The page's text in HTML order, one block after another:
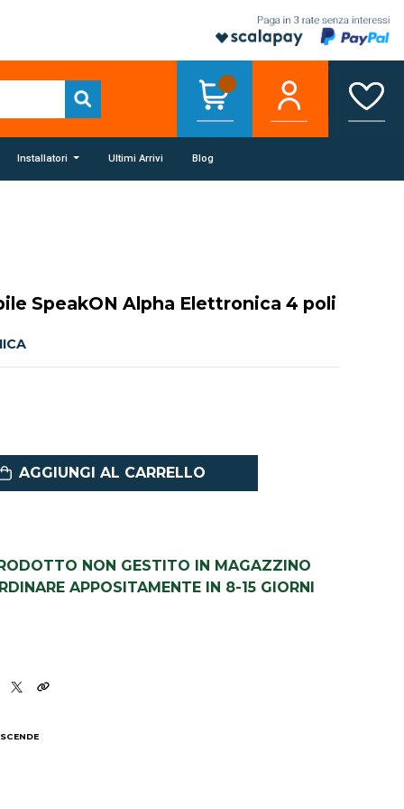
Installatori Ultimi Arrivi Blog
SpeakON Alpha Elettronica 4 poli
AGGIUNGI AL CARRELLO
NON GESTITO IN MAGAZZINO
APPOSITAMENTE IN 8-15 GIORNI